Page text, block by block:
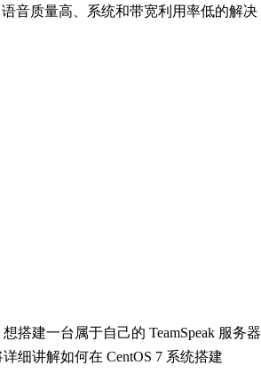
音质量高、系统和带宽利用率低的解决
搭建一台属于自己的 TeamSpeak 服务器
细讲解如何在 CentOS 7 系统搭建